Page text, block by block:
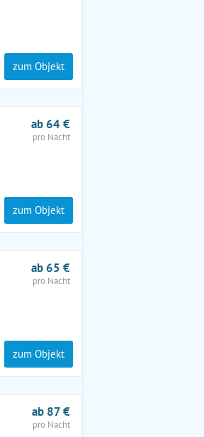
zum Objekt
ab 64 €
pro Nacht
zum Objekt
ab 65 €
pro Nacht
zum Objekt
ab 87 €
pro Nacht